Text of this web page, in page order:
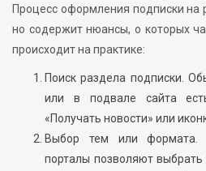
Процесс оформления подписки на
но содержит нюансы, о которых
происходит на практике:
Поиск раздела подписки.
или в подвале сайта
«Получать новости» или
Выбор тем или формата.
порталы позволяют